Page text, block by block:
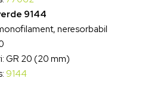
9144
neresorbabil
GR 20 (20 mm)
9144